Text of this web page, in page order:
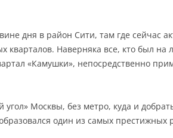
дня в район Сити, там где сейчас
кварталов. Наверняка все, кто был на
«Камушки», непосредственно
угол» Москвы, без метро, куда и
один из самых престижных